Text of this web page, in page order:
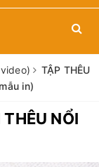
TẬP THÊU
in)
NỔI